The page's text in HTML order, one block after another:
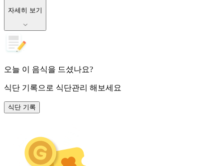
자세히 보기
오늘 이 음식을 드셨나요?
식단 기록으로 식단관리 해보세요
식단 기록